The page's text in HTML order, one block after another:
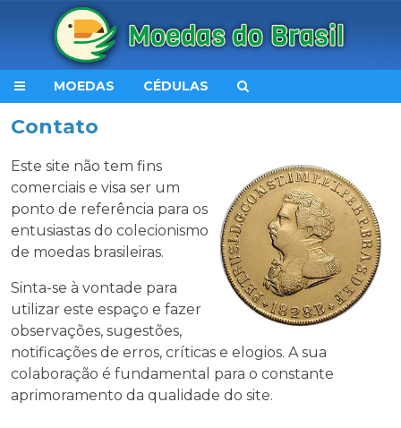
MOEDAS CÉDULAS
Contato
Este site não tem fins
comerciais e visa ser um
ponto de referência para os
entusiastas do colecionismo
de moedas brasileiras.
Sinta-se à vontade para
utilizar este espaço e fazer
observações, sugestões,
notificações de erros, críticas e elogios. A sua
colaboração é fundamental para o constante
aprimoramento da qualidade do site.